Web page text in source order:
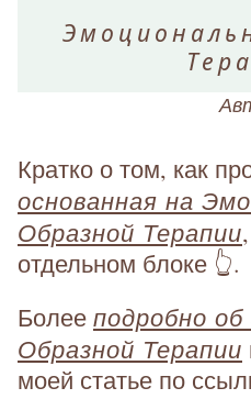
Кратко о том, как
основанная на
Образной Терапии
отдельном блоке 👆.
Более подробно
Образной Терапии
моей статье по